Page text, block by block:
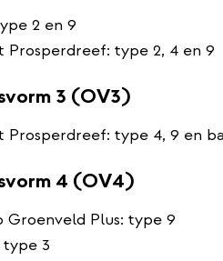
2 en 9
Prosperdreef: type 2, 4 en 9
3 (OV3)
Prosperdreef: type 4, 9 en
4 (OV4)
Groenveld Plus: type 9
type 3